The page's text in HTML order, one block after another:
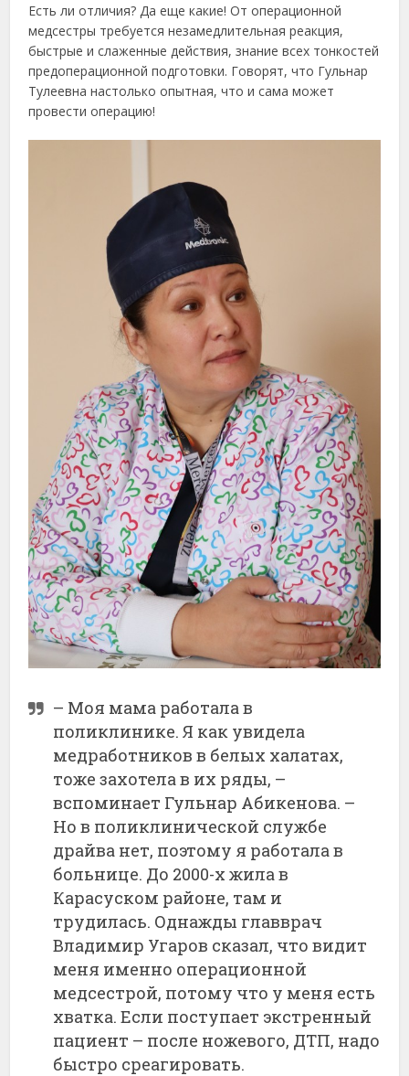
Есть ли отличия? Да еще какие! От операционной
медсестры требуется незамедлительная реакция,
быстрые и слаженные действия, знание всех тонкостей
предоперационной подготовки. Говорят, что Гульнар
Тулеевна настолько опытная, что и сама может
провести операцию!
– Моя мама работала в
поликлинике. Я как увидела
медработников в белых халатах,
тоже захотела в их ряды, –
вспоминает Гульнар Абикенова. –
Но в поликлинической службе
драйва нет, поэтому я работала в
больнице. До 2000-х жила в
Карасуском районе, там и
трудилась. Однажды главврач
Владимир Угаров сказал, что видит
меня именно операционной
медсестрой, потому что у меня есть
хватка. Если поступает экстренный
пациент – после ножевого, ДТП, надо
быстро среагировать.